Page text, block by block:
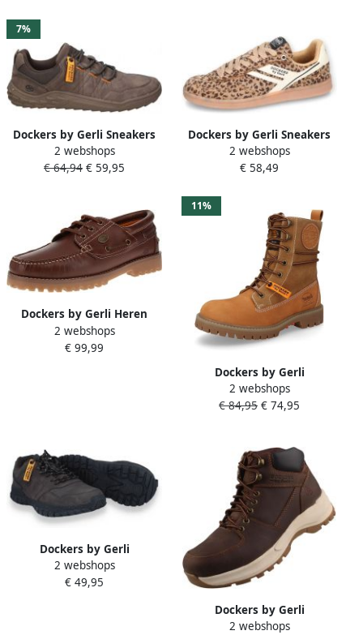
7%
Dockers by Gerli Sneakers
Barefootschoen
comfortschoen met vulling
2 webshops
€ 64,94 € 59,95
Dockers by Gerli Sneakers
bruin-zwart Imitatieleer
Dames Basics
2 webshops
€ 58,49
Dockers by Gerli Heren
Veterschoen Sneaker
Business elegant 54CT001
2 webshops
€ 99,99
11%
Dockers by Gerli
Veterlaarzen Laarzen casual
laarzen met modieuze
2 webshops
€ 84,95 € 74,95
Dockers by Gerli
herensneakers 55IE001-
630380 Veterschoenen
2 webshops
€ 49,95
Dockers by Gerli
herenlaarzen donkerbruin
2 webshops